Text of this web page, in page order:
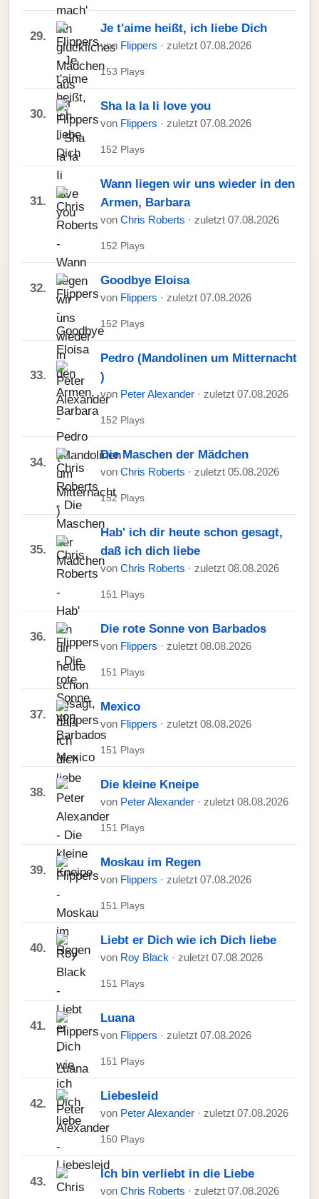
29.
Je t'aime heißt, ich liebe Dich
von Flippers · zuletzt 07.08.2026
153 Plays
30.
Sha la la Ii love you
von Flippers · zuletzt 07.08.2026
152 Plays
31.
Wann liegen wir uns wieder in den
Armen, Barbara
von Chris Roberts · zuletzt 07.08.2026
152 Plays
32.
Goodbye Eloisa
von Flippers · zuletzt 07.08.2026
152 Plays
33.
Pedro (Mandolinen um Mitternacht
)
von Peter Alexander · zuletzt 07.08.2026
152 Plays
34.
Die Maschen der Mädchen
von Chris Roberts · zuletzt 05.08.2026
152 Plays
35.
Hab' ich dir heute schon gesagt,
daß ich dich liebe
von Chris Roberts · zuletzt 08.08.2026
151 Plays
36.
Die rote Sonne von Barbados
von Flippers · zuletzt 08.08.2026
151 Plays
37.
Mexico
von Flippers · zuletzt 08.08.2026
151 Plays
38.
Die kleine Kneipe
von Peter Alexander · zuletzt 08.08.2026
151 Plays
39.
Moskau im Regen
von Flippers · zuletzt 07.08.2026
151 Plays
40.
Liebt er Dich wie ich Dich liebe
von Roy Black · zuletzt 07.08.2026
151 Plays
41.
Luana
von Flippers · zuletzt 07.08.2026
151 Plays
42.
Liebesleid
von Peter Alexander · zuletzt 07.08.2026
150 Plays
43.
Ich bin verliebt in die Liebe
von Chris Roberts · zuletzt 07.08.2026